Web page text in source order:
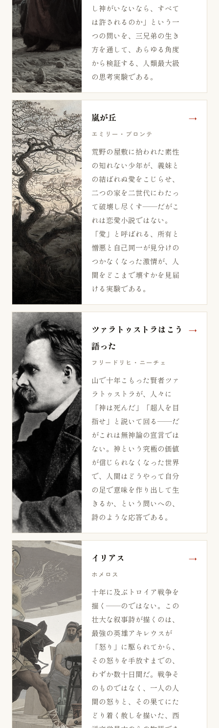
し神がいないなら、すべて
は許されるのか」という一
つの問いを、三兄弟の生き
方を通して、あらゆる角度
から検証する、人類最大級
の思考実験である。
嵐が丘
エミリー・ブロンテ
荒野の屋敷に拾われた素性
の知れない少年が、義妹と
の結ばれぬ愛をこじらせ、
二つの家を二世代にわたっ
て破壊し尽くす——だがこ
れは恋愛小説ではない。
「愛」と呼ばれる、所有と
憎悪と自己同一が見分けの
つかなくなった激情が、人
間をどこまで壊すかを見届
ける実験である。
ツァラトゥストラはこう
語った
フリードリヒ・ニーチェ
山で十年こもった賢者ツァ
ラトゥストラが、人々に
「神は死んだ」「超人を目
指せ」と説いて回る——だ
がこれは無神論の宣言では
ない。神という究極の価値
が信じられなくなった世界
で、人間はどうやって自分
の足で意味を作り出して生
きるか、という問いへの、
詩のような応答である。
イリアス
ホメロス
十年に及ぶトロイア戦争を
描く——のではない。この
壮大な叙事詩が描くのは、
最強の英雄アキレウスが
「怒り」に駆られてから、
その怒りを手放すまでの、
わずか数十日間だ。戦争そ
のものではなく、一人の人
間の怒りと、その果てにた
どり着く赦しを描いた、西